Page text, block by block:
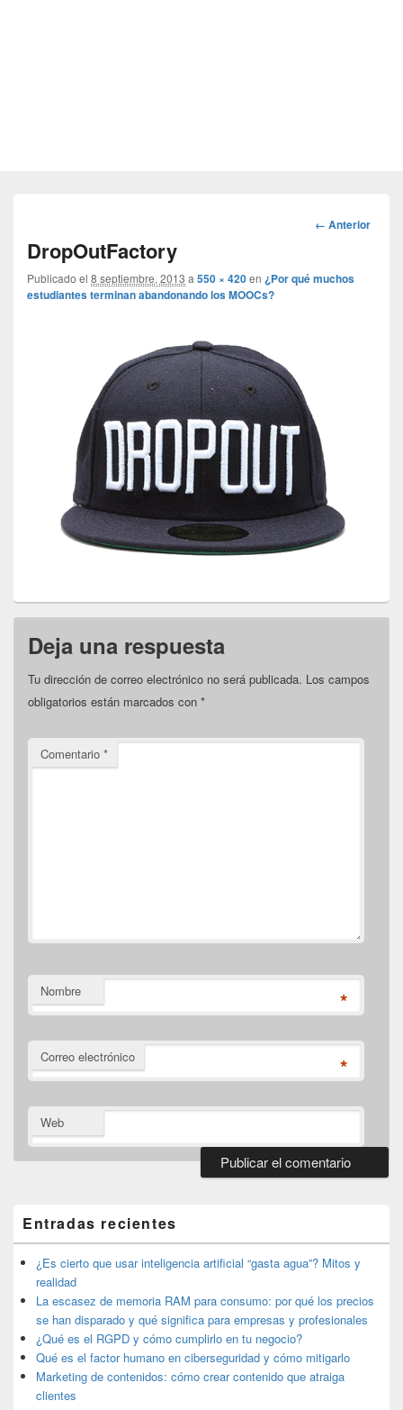
Navegador
← Anterior
DropOutFactory
Publicado el 8 septiembre, 2013 a 550 × 420en ¿Por qué muchos
estudiantes terminan abandonando los MOOCs?
Deja una respuesta
Tu dirección de correo electrónico no será publicada. Los campos
obligatorios están marcados con *
Comentario *
Nombre *
Correo electrónico *
Web
de
widget
barra
lateral
primaria
Entradas recientes
¿Es cierto que usar inteligencia artificial “gasta agua”? Mitos y
realidad
La escasez de memoria RAM para consumo: por qué los precios
se han disparado y qué significa para empresas y profesionales
¿Qué es el RGPD y cómo cumplirlo en tu negocio?
Qué es el factor humano en ciberseguridad y cómo mitigarlo
Marketing de contenidos: cómo crear contenido que atraiga
clientes